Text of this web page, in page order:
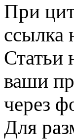
При
ссылка
Статьи
ваши
через
Для